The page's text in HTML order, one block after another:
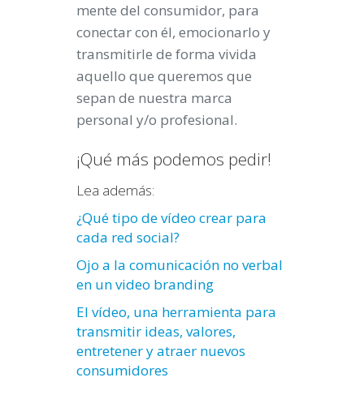
mente del consumidor, para
conectar con él, emocionarlo y
transmitirle de forma vivida
aquello que queremos que
sepan de nuestra marca
personal y/o profesional.
¡Qué más podemos pedir!
Lea además:
¿Qué tipo de vídeo crear para
cada red social?
Ojo a la comunicación no verbal
en un video branding
El vídeo, una herramienta para
transmitir ideas, valores,
entretener y atraer nuevos
consumidores